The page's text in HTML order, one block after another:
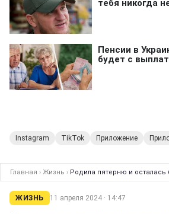
Instagram TikTok Приложение
Главная › Жизнь › Родила пятерню и осталась
ЖИЗНЬ 11 апреля 2024 · 14:47